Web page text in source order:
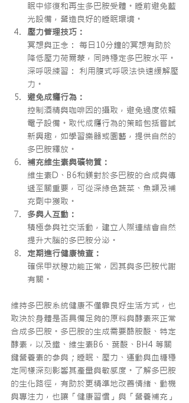
眠中修復和再生多巴胺受體。睡前避免藍
光設備，營造良好的睡眠環境。
壓力管理技巧：
冥想與正念： 每日10分鐘的冥想有助於
降低壓力荷爾蒙，同時穩定多巴胺水平。
深呼吸練習： 利用腹式呼吸法快速緩解壓
力。
避免成癮行為：
控制酒精與咖啡因的攝取，避免過度依賴
電子設備。取代成癮行為的策略包括嘗試
新興趣，如學習樂器或園藝，提供自然的
多巴胺釋放。
補充維生素與礦物質：
維生素D、B6和鎂對於多巴胺的合成與傳
遞至關重要，可從深綠色蔬菜、魚類及補
充劑中獲取。
多與人互動：
積極參與社交活動，建立人際連結會自然
提升大腦的多巴胺分泌。
定期進行健康檢查：
確保甲狀腺功能正常，因其與多巴胺代謝
有關。
維持多巴胺系統健康不僅靠良好生活方式，也
取決於身體是否具備足夠的原料與酵素來正常
合成多巴胺。多巴胺的生成需要酪胺酸、特定
酵素，以及鐵、維生素B6、葉酸、BH4 等關
鍵營養素的參與；睡眠、壓力、運動與血糖穩
定同樣深刻影響其產量與敏感度。了解多巴胺
的生化路徑，有助於更精準地改善情緒、動機
與專注力，也讓「健康習慣」與「營養補充」